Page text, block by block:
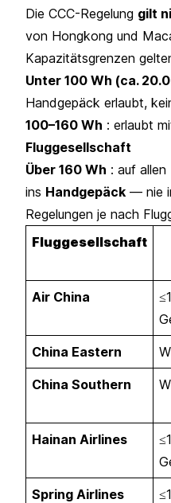
Die CCC-Regelung gilt
von Hongkong und
Kapazitätsgrenzen
Unter 100 Wh (ca.
Handgepäck erlaubt,
100–160 Wh : erlaubt
Fluggesellschaft
Über 160 Wh : auf
ins Handgepäck — nie
Regelungen je nach
Fluggesellschaft
Air China
China Eastern
China Southern
Hainan Airlines
Spring Airlines